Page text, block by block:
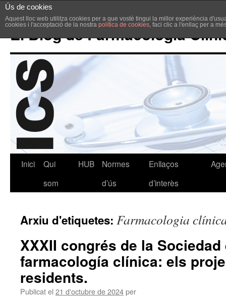
Ús de cookies
Aquest lloc web utilitza cookies per a que vostè tingui la millor experiència
cookies i l'acceptació de la nostra política de cookies, faci clic a l'enllaç per a
El Blog de Farmacologia
Inici
Qui
som
HUB
Normes
d’ús
Enllaços
d’interès
Arxiu d'etiquetes: Farmacologia
XXXII congrés de la
farmacología clínica: els
residents.
Publicat el 21 d'octubre de 2024per